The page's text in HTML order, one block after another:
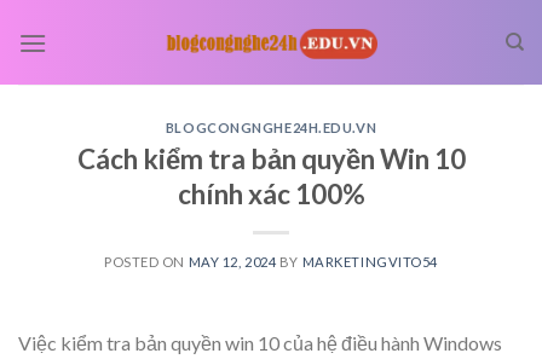
BLOGCONGNGHE24H.EDU.VN
Cách kiểm tra bản quyền Win 10
chính xác 100%
POSTED ON MAY 12, 2024 BY MARKETINGVITO54
Việc kiểm tra bản quyền win 10 của hệ điều hành Windows